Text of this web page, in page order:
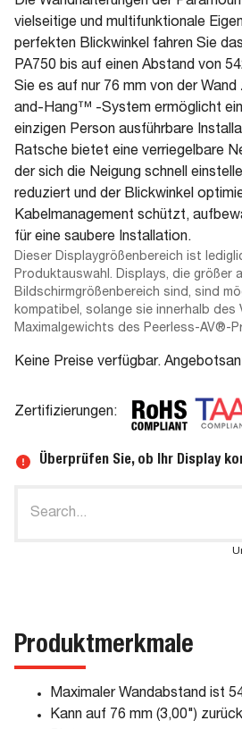
vielseitige und multifunktionale
perfekten Blickwinkel fahren Sie
PA750 bis auf einen Abstand von
Sie es auf nur 76 mm von der
and-Hang™ -System ermöglicht
einzigen Person ausführbare
Ratsche bietet eine verriegelbare
der sich die Neigung schnell
reduziert und der Blickwinkel
Kabelmanagement schützt,
für eine saubere Installation.
Dieser Displaygrößenbereich ist
Produktauswahl. Displays, die größer
Bildschirmgrößenbereich sind, sind
kompatibel, solange sie innerhalb des
Maximalgewichts des Peerless-AV®-
Keine Preise verfügbar.
Zertifizierungen:
Überprüfen Sie, ob Ihr Display
Produktmerkmale
Maximaler Wandabstand ist
Kann auf 76 mm (3,00")